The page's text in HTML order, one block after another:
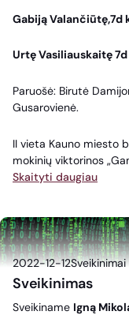
Gabiją Valančiūtę,7d
Urtę Vasiliauskaitę
Paruošė: Birutė
Gusarovienė.
II vieta Kauno miesto
mokinių viktorinos
Skaityti daugiau
2022-12-12Sveikinimai
Sveikinimas
Sveikiname Igną